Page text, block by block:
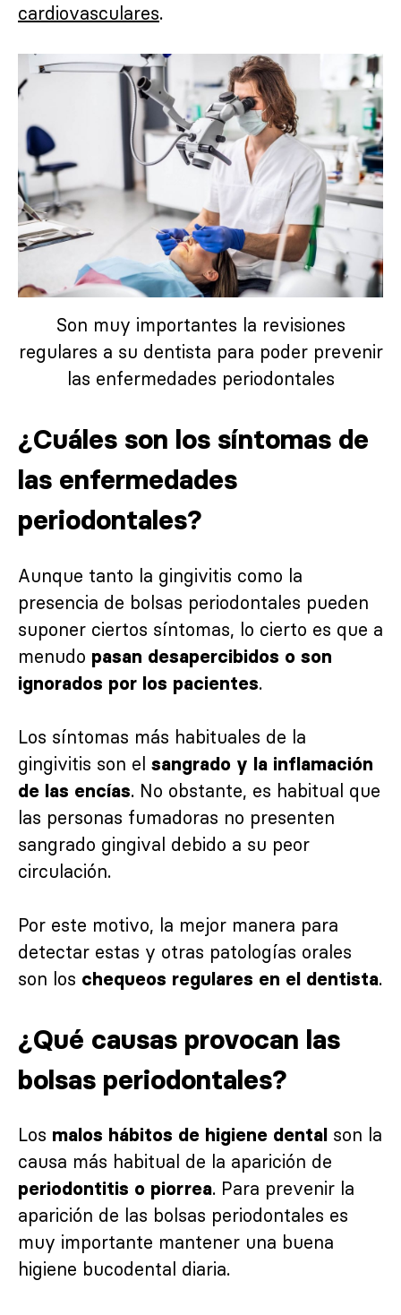
cardiovasculares.
Son muy importantes la revisiones
regulares a su dentista para poder prevenir
las enfermedades periodontales
¿Cuáles son los síntomas de
las enfermedades
periodontales?
Aunque tanto la gingivitis como la
presencia de bolsas periodontales pueden
suponer ciertos síntomas, lo cierto es que a
menudo pasan desapercibidos o son
ignorados por los pacientes.
Los síntomas más habituales de la
gingivitis son el sangrado y la inflamación
de las encías. No obstante, es habitual que
las personas fumadoras no presenten
sangrado gingival debido a su peor
circulación.
Por este motivo, la mejor manera para
detectar estas y otras patologías orales
son los chequeos regulares en el dentista.
¿Qué causas provocan las
bolsas periodontales?
Los malos hábitos de higiene dental son la
causa más habitual de la aparición de
periodontitis o piorrea. Para prevenir la
aparición de las bolsas periodontales es
muy importante mantener una buena
higiene bucodental diaria.